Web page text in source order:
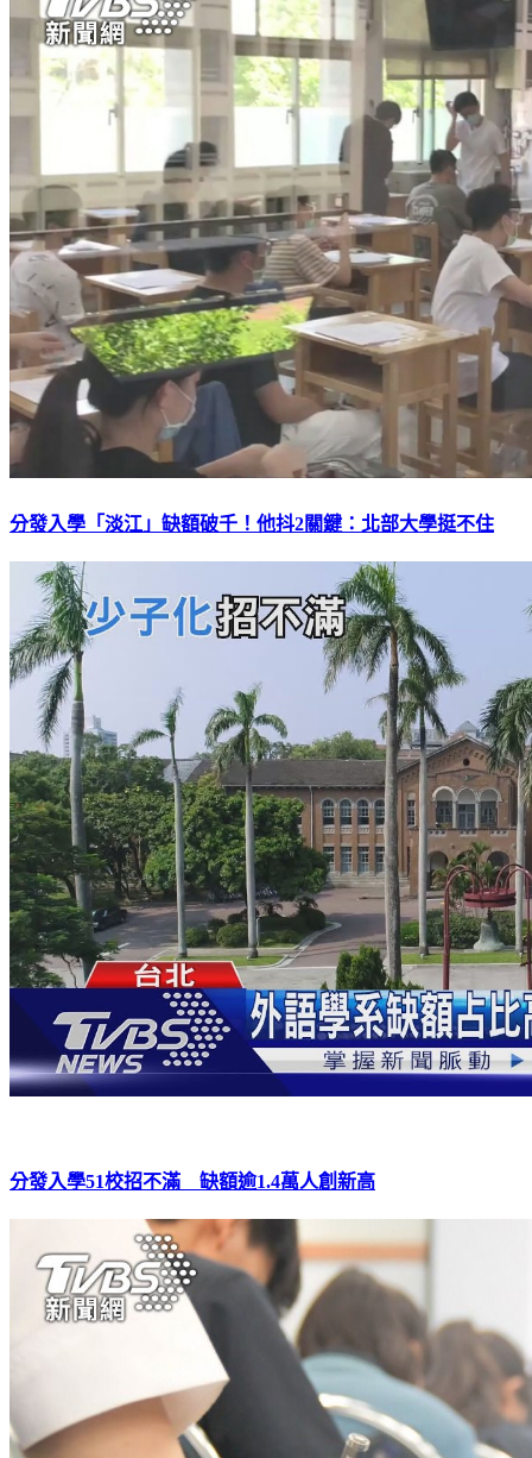
分發入學「淡江」缺額破千！他抖2關鍵：北部大學挺不住
分發入學51校招不滿 缺額逾1.4萬人創新高